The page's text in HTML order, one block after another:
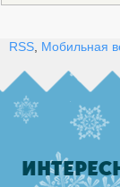
RSS Мобильная